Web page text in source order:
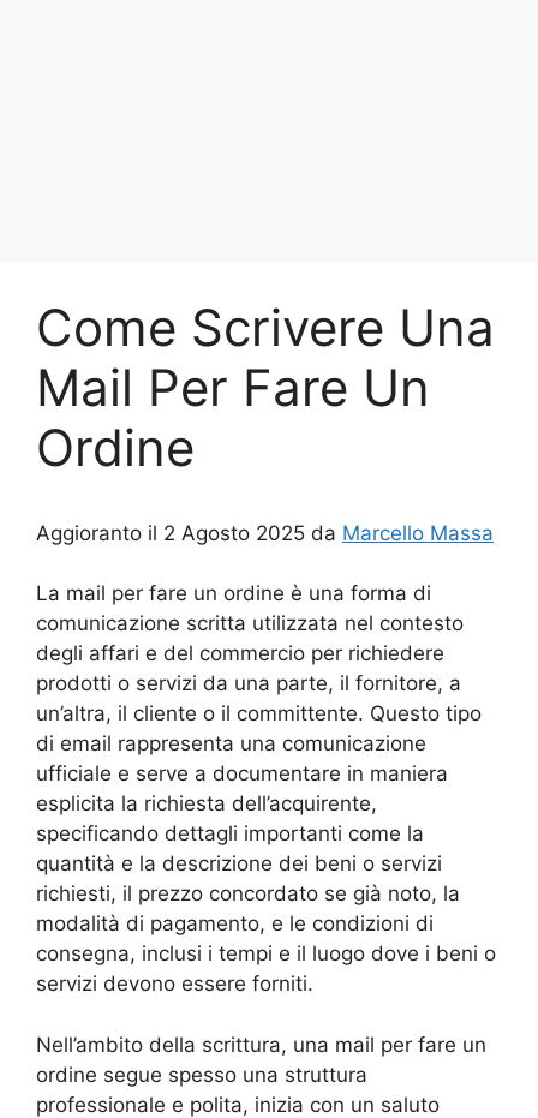
Come Scrivere Una
Mail Per Fare Un
Ordine
Aggioranto il 2 Agosto 2025 da Marcello Massa
La mail per fare un ordine è una forma di
comunicazione scritta utilizzata nel contesto
degli affari e del commercio per richiedere
prodotti o servizi da una parte, il fornitore, a
un’altra, il cliente o il committente. Questo tipo
di email rappresenta una comunicazione
ufficiale e serve a documentare in maniera
esplicita la richiesta dell’acquirente,
specificando dettagli importanti come la
quantità e la descrizione dei beni o servizi
richiesti, il prezzo concordato se già noto, la
modalità di pagamento, e le condizioni di
consegna, inclusi i tempi e il luogo dove i beni o
servizi devono essere forniti.
Nell’ambito della scrittura, una mail per fare un
ordine segue spesso una struttura
professionale e polita, inizia con un saluto